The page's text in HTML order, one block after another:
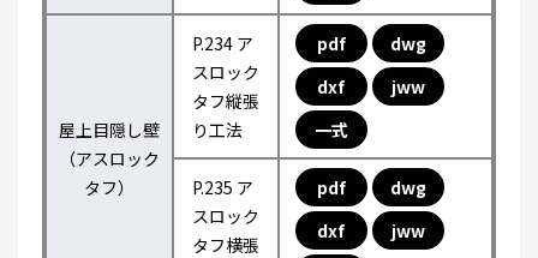
屋上目隠し壁
（アスロック
タフ）
P.234 ア
スロック
タフ縦張
り工法
pdf
dwg
dxf
jww
一式
P.235 ア
スロック
タフ横張
pdf
dwg
dxf
jww